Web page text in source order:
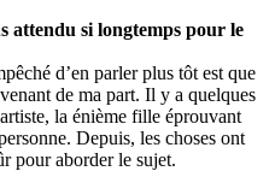
attendu si longtemps pour le
d’en parler plus tôt est que
de ma part. Il y a quelques
la énième fille éprouvant
Depuis, les choses ont
pour aborder le sujet.